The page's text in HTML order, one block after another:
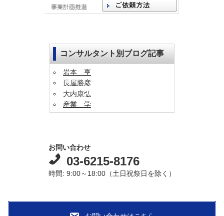
コンサルタント別ブログ記事
岩本 亨
長屋勝彦
大内康弘
産業 学
お問い合わせ
03-6215-8176
時間: 9:00～18:00（土日祝祭日を除く）